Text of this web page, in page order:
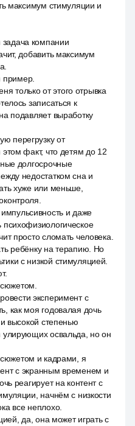
максимум стимуляции и
задача компании
добавить максимум
пример.
только от этого отрывка
записаться к
подавляет выработку
перегрузку от
факт, что детям до 12
долгосрочные
недостатком сна и
хуже или меньше,
и даже
психофизиологическое
просто сломать человека.
ребёнку на терапию. Но
с низкой стимуляцией.
эксперимент с
как моя годовалая дочь
и высокой степенью
улирующих освальда, но он
и кадрами, я
с экранным временем и
реагирует на контент с
начнём с низкости
все неплохо.
да, она может играть с